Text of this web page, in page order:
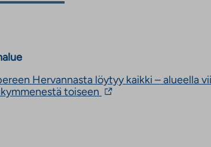
Hervannasta löytyy kaikki – alueella
toiseen Linkki